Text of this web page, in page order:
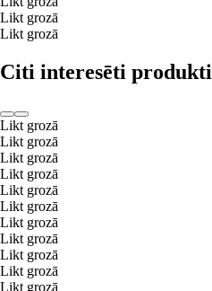
Likt grozā
Likt grozā
Citi interesēti produkti
Likt grozā
Likt grozā
Likt grozā
Likt grozā
Likt grozā
Likt grozā
Likt grozā
Likt grozā
Likt grozā
Likt grozā
Likt grozā